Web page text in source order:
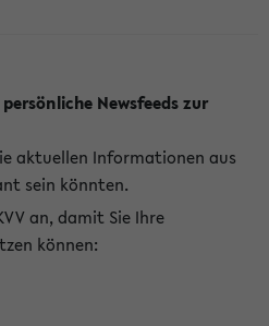
Newsfeeds zur
aktuellen Informationen aus
sein könnten.
an, damit Sie Ihre
können: